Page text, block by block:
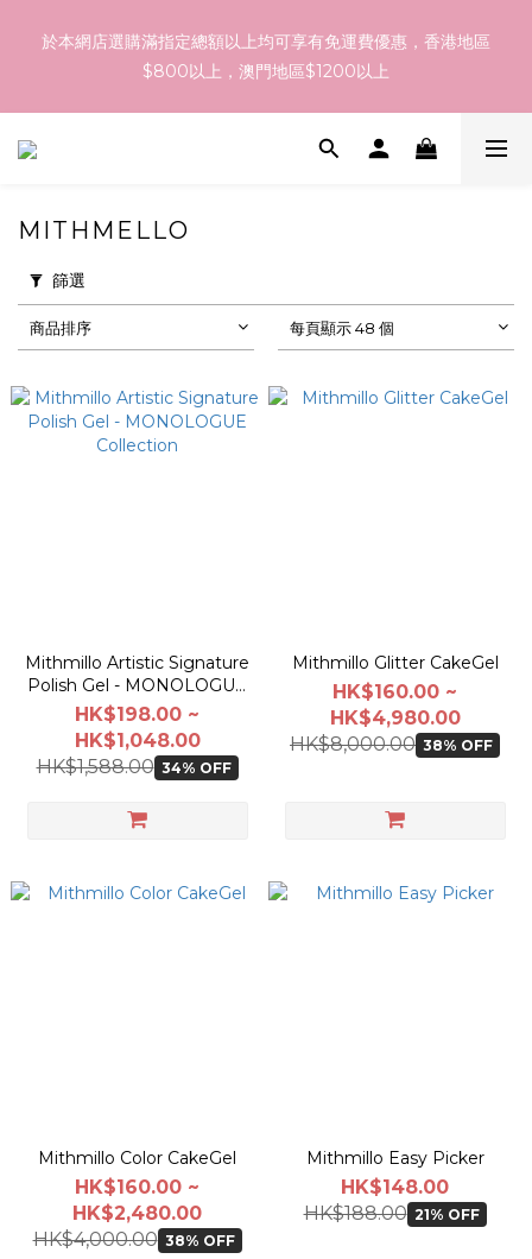
港，最終亦要視乎各品牌最終發貨日子及出貨速度而定。
於本網店選購滿指定總額以上均可享有免運費優惠，香港地區
$800以上，澳門地區$1200以上
訂貨到貨資訊：於 05 - 18/Aug 期間訂貨，預計於 26/Aug 到
MITHMELLO
篩選
商品排序 每頁顯示 48 個
Mithmillo Artistic Signature
Polish Gel - MONOLOGUE
Collection
HK$198.00 ~
HK$1,048.00
HK$1,588.00 34% OFF
Mithmillo Glitter CakeGel
HK$160.00 ~
HK$4,980.00
HK$8,000.00 38% OFF
Mithmillo Color CakeGel
HK$160.00 ~
HK$2,480.00
HK$4,000.00 38% OFF
Mithmillo Easy Picker
HK$148.00
HK$188.00 21% OFF